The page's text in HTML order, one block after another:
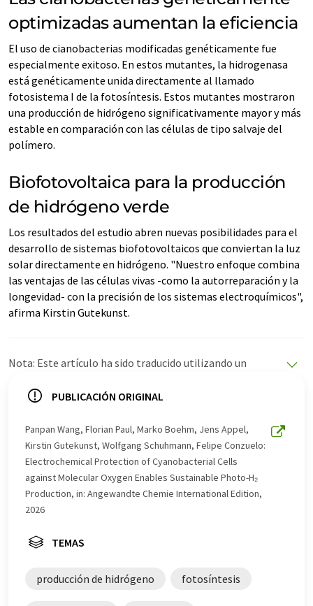
optimizadas aumentan la eficiencia
El uso de cianobacterias modificadas genéticamente fue
especialmente exitoso. En estos mutantes, la hidrogenasa
está genéticamente unida directamente al llamado
fotosistema I de la fotosíntesis. Estos mutantes mostraron
una producción de hidrógeno significativamente mayor y más
estable en comparación con las células de tipo salvaje del
polímero.
Biofotovoltaica para la producción
de hidrógeno verde
Los resultados del estudio abren nuevas posibilidades para el
desarrollo de sistemas biofotovoltaicos que conviertan la luz
solar directamente en hidrógeno. "Nuestro enfoque combina
las ventajas de las células vivas -como la autorreparación y la
longevidad- con la precisión de los sistemas electroquímicos",
afirma Kirstin Gutekunst.
Nota: Este artículo ha sido traducido utilizando un
ofrece estas traducciones automáticas para presentar
este artículo ha sido traducido con traducción
automática, es posible que contenga errores de
vocabulario, sintaxis o gramática. El artículo original en
Alemán se puede encontraraquí.
PUBLICACIÓN ORIGINAL
Panpan Wang, Florian Paul, Marko Boehm, Jens Appel,
Kirstin Gutekunst, Wolfgang Schuhmann, Felipe Conzuelo:
Electrochemical Protection of Cyanobacterial Cells
against Molecular Oxygen Enables Sustainable Photo-H₂
Production, in: Angewandte Chemie International Edition,
2026
TEMAS
producción de hidrógeno fotosíntesis